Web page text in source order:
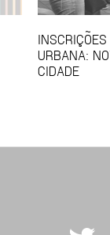
URBANA:
CIDADE